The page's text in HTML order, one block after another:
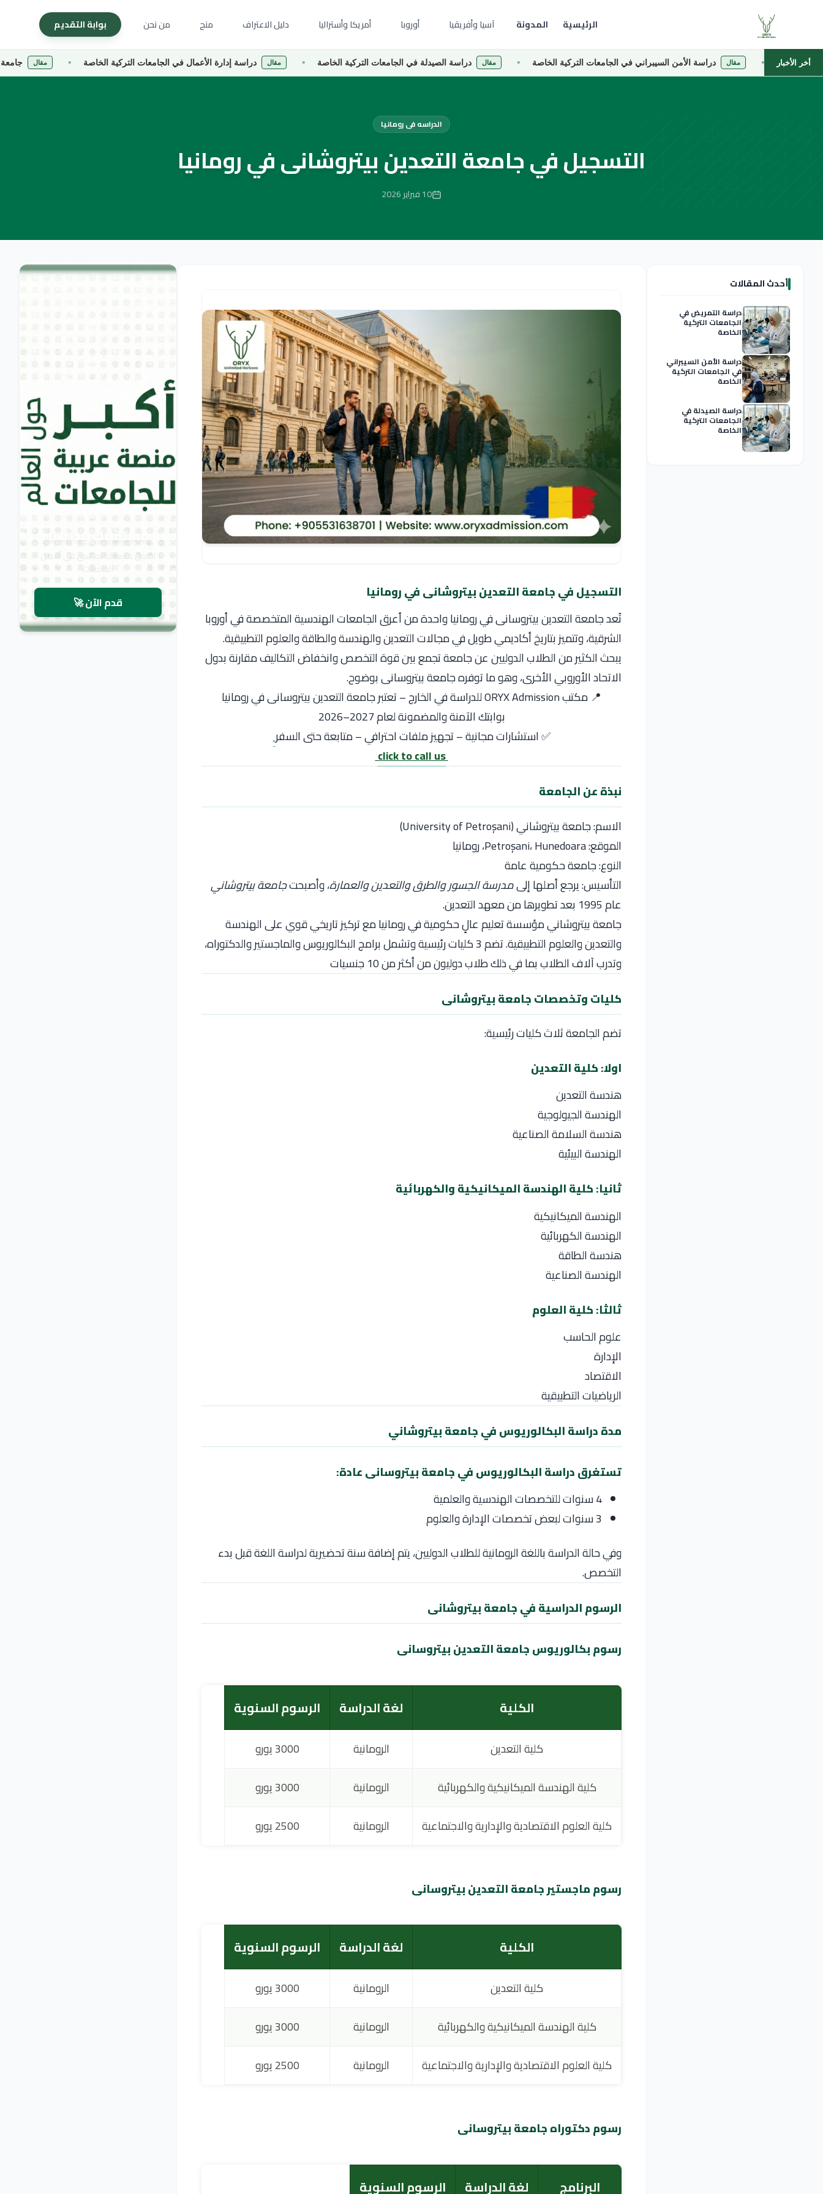
الرئيسية المدونة آسيا وأفريقيا أوروبا أمريكا وأستراليا دليل الاعتراف منح من نحن بوابة التقديم
أخر الأخبارمقال دراسة الأمن السيبراني في الجامعات التركية الخاصة مقال دراسة الصيدلة في الجامعات التركية الخاصة مقال دراسة إدارة الأعمال في الجامعات التركية الخاصة مقال جامعة كارادينيز
الدراسه فى رومانيا
التسجيل في جامعة التعدين بيتروشانى في رومانيا
10 فبراير 2026
أحدث المقالات
دراسة التمريض في
الجامعات التركية
الخاصة
دراسة الأمن السيبراني
في الجامعات التركية
الخاصة
دراسة الصيدلة في
الجامعات التركية
الخاصة
التسجيل في جامعة التعدين بيتروشانى في رومانيا
تُعد جامعة التعدين بيتروسانى في رومانيا واحدة من أعرق الجامعات الهندسية المتخصصة في أوروبا
الشرقية، وتتميز بتاريخ أكاديمي طويل في مجالات التعدين والهندسة والطاقة والعلوم التطبيقية.
يبحث الكثير من الطلاب الدوليين عن جامعة تجمع بين قوة التخصص وانخفاض التكاليف مقارنة بدول
الاتحاد الأوروبي الأخرى، وهو ما توفره جامعة بيتروسانى بوضوح.
📍 مكتب ORYX Admission للدراسة في الخارج – تعتبر جامعة التعدين بيتروسانى في رومانيا
بوابتك الآمنة والمضمونة لعام 2027–2026
✅ استشارات مجانية – تجهيز ملفات احترافي – متابعة حتى السفر
click to call us
نبذة عن الجامعة
الاسم: جامعة بيتروشاني (University of Petroșani)
الموقع: Petroșani، Hunedoara، رومانيا
النوع: جامعة حكومية عامة
التأسيس: يرجع أصلها إلىمدرسة الجسور والطرق والتعدين والعمارة، وأصبحتجامعة بيتروشاني
عام 1995 بعد تطويرها من معهد التعدين.
جامعة بيتروشاني مؤسسة تعليم عالٍ حكومية في رومانيا مع تركيز تاريخي قوي على الهندسة
والتعدين والعلوم التطبيقية. تضم 3 كليات رئيسية وتشمل برامج البكالوريوس والماجستير والدكتوراه،
وتدرب آلاف الطلاب بما في ذلك طلاب دوليون من أكثر من 10 جنسيات
كليات وتخصصات جامعة بيتروشانى
تضم الجامعة ثلاث كليات رئيسية:
اولا: كلية التعدين
هندسة التعدين
الهندسة الجيولوجية
هندسة السلامة الصناعية
الهندسة البيئية
ثانيا: كلية الهندسة الميكانيكية والكهربائية
الهندسة الميكانيكية
الهندسة الكهربائية
هندسة الطاقة
الهندسة الصناعية
ثالثا: كلية العلوم
علوم الحاسب
الإدارة
الاقتصاد
الرياضيات التطبيقية
مدة دراسة البكالوريوس في جامعة بيتروشاني
تستغرق دراسة البكالوريوس في جامعة بيتروسانى عادة:
4 سنوات للتخصصات الهندسية والعلمية
3 سنوات لبعض تخصصات الإدارة والعلوم
وفي حالة الدراسة باللغة الرومانية للطلاب الدوليين، يتم إضافة سنة تحضيرية لدراسة اللغة قبل بدء
التخصص.
الرسوم الدراسية في جامعة بيتروشانى
رسوم بكالوريوس جامعة التعدين بيتروسانى
الكلية لغة الدراسة الرسوم السنوية
كلية التعدين الرومانية
3000 يورو
كلية الهندسة الميكانيكية والكهربائية
الرومانية
3000 يورو
كلية العلوم الاقتصادية والإدارية والاجتماعية
الرومانية 2500 يورو
رسوم ماجستير جامعة التعدين بيتروسانى
الكلية لغة الدراسة الرسوم السنوية
كلية التعدين الرومانية
3000 يورو
كلية الهندسة الميكانيكية والكهربائية
الرومانية
3000 يورو
كلية العلوم الاقتصادية والإدارية والاجتماعية
الرومانية 2500 يورو
رسوم دكتوراه جامعة بيتروسانى
البرنامج لغة الدراسة الرسوم السنوية
مستقبلك يبدأ هنا
اضمن مقعدك الدراسي في أفضل
الجامعات
قدم الآن 🚀